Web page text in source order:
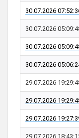
30.07.2026
30.07.2026
30.07.2026
30.07.2026
29.07.2026
29.07.2026
29.07.2026
29.07.2026